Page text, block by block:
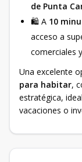
de Punta
🛍️ A 10
acceso a
comerciales
Una excelente
para habitar,
estratégica,
vacaciones o